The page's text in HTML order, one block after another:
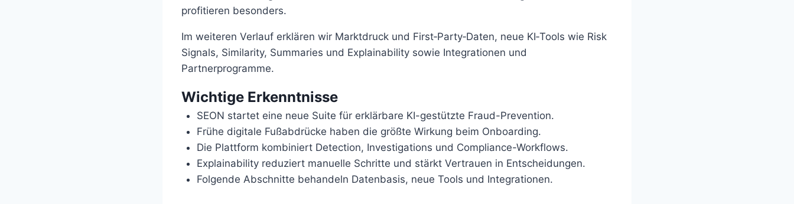
profitieren besonders.
Im weiteren Verlauf erklären wir Marktdruck und First‑Party‑Daten, neue KI‑Tools wie Risk
Signals, Similarity, Summaries und Explainability sowie Integrationen und
Partnerprogramme.
Wichtige Erkenntnisse
SEON startet eine neue Suite für erklärbare KI-gestützte Fraud-Prevention.
Frühe digitale Fußabdrücke haben die größte Wirkung beim Onboarding.
Die Plattform kombiniert Detection, Investigations und Compliance-Workflows.
Explainability reduziert manuelle Schritte und stärkt Vertrauen in Entscheidungen.
Folgende Abschnitte behandeln Datenbasis, neue Tools und Integrationen.